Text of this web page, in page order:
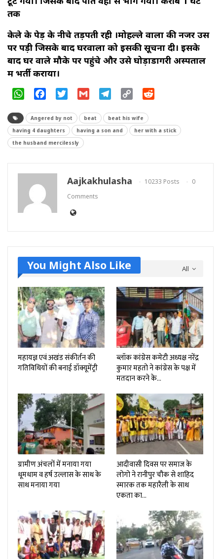
तक
केले के पेड़ के नीचे तड़पती रही ।मोहल्ले वालों की नजर उस
पर पड़ी जिसके बाद घरवालों को इसकी सूचना दी। इसके
बाद घर वाले मौके पर पहुंचे और उसे घोड़ाडोंगरी अस्पताल
में भर्ती कराया।
WhatsAppFacebookTwitter Gmail Telegram
Copy
Angered by not beat
beat his wife
having 4 daughters
having a son and
her with a stick
the husband mercilessly
Aajkakhulasha 10233 Posts
0
Comments
All
You Might Also Like
महायज्ञ एवं अखंड संकीर्तन की
गतिविधियों की बनाई डॉक्यूमेंट्री
ब्लॉक कांग्रेस कमेटी अध्यक्ष नरेंद्र
कुमार महतो ने कांग्रेस के पक्ष में
मतदान करने के…
ग्रामीण अंचलों में मनाया गया
धूमधाम व हर्ष उल्लास के साथ के
साथ मनाया गया
आदीवासी दिवस पर समाज के
लोगो ने रानीपुर चौक से शाहिद
स्मारक तक महारैली के साथ
एकता का…